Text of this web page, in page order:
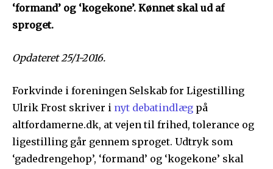
‘formand’ og ‘kogekone’. Kønnet skal ud af
sproget.
Opdateret 25/1-2016.
Forkvinde i foreningen Selskab for Ligestilling
Ulrik Frost skriver i nyt debatindlæg på
altfordamerne.dk, at vejen til frihed, tolerance og
ligestilling går gennem sproget. Udtryk som
‘gadedrengehop’, ‘formand’ og ‘kogekone’ skal